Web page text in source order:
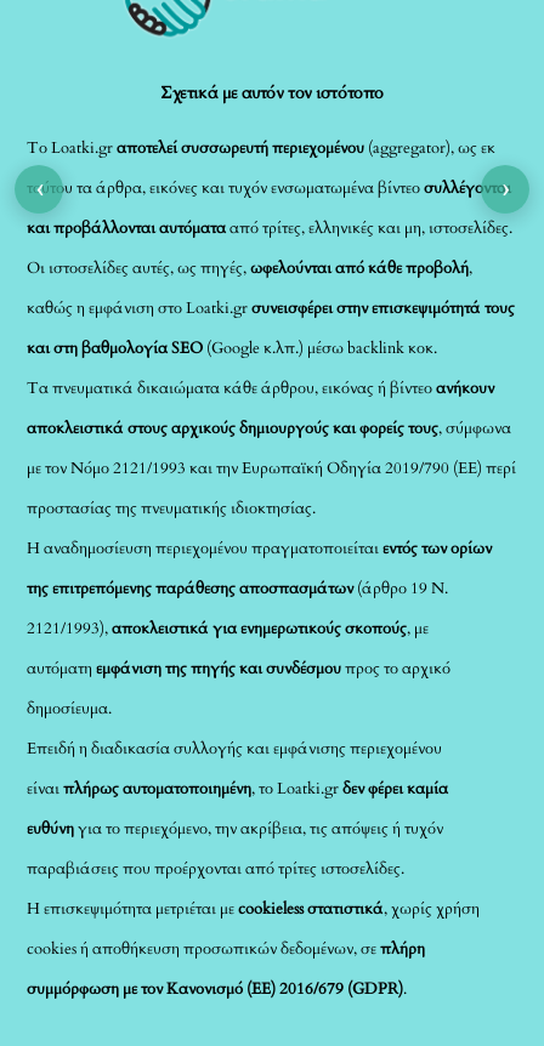
Σχετικά με αυτόν τον ιστότοπο
Το Loatki.grαποτελεί συσσωρευτή περιεχομένου (aggregator), ως εκ
τούτου τα άρθρα, εικόνες και τυχόν ενσωματωμένα βίντεοσυλλέγονται
και προβάλλονται αυτόματααπό τρίτες, ελληνικές και μη, ιστοσελίδες.
Οι ιστοσελίδες αυτές, ως πηγές,ωφελούνται από κάθε προβολή,
καθώς η εμφάνιση στο Loatki.grσυνεισφέρει στην επισκεψιμότητά τους
και στη βαθμολογία SEO (Google κ.λπ.) μέσω backlink κοκ.
Τα πνευματικά δικαιώματα κάθε άρθρου, εικόνας ή βίντεοανήκουν
αποκλειστικά στους αρχικούς δημιουργούς και φορείς τους, σύμφωνα
με τον Νόμο 2121/1993 και την Ευρωπαϊκή Οδηγία 2019/790 (ΕΕ) περί
προστασίας της πνευματικής ιδιοκτησίας.
Η αναδημοσίευση περιεχομένου πραγματοποιείταιεντός των ορίων
της επιτρεπόμενης παράθεσης αποσπασμάτων(άρθρο 19 Ν.
2121/1993),αποκλειστικά για ενημερωτικούς σκοπούς, με
αυτόματηεμφάνιση της πηγής και συνδέσμουπρος το αρχικό
δημοσίευμα.
Επειδή η διαδικασία συλλογής και εμφάνισης περιεχομένου
είναιπλήρως αυτοματοποιημένη, το Loatki.grδεν φέρει καμία
ευθύνηγια το περιεχόμενο, την ακρίβεια, τις απόψεις ή τυχόν
παραβιάσεις που προέρχονται από τρίτες ιστοσελίδες.
Η επισκεψιμότητα μετριέται μεcookieless στατιστικά, χωρίς χρήση
cookies ή αποθήκευση προσωπικών δεδομένων, σεπλήρη
συμμόρφωση με τον Κανονισμό (ΕΕ) 2016/679 (GDPR).
‹ ›